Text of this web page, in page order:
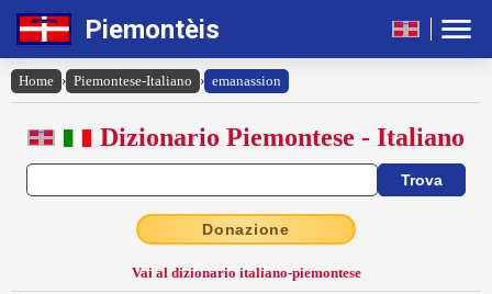
Piemontèis
Home › Piemontese-Italiano › emanassion
Dizionario Piemontese - Italiano
Donazione
Vai al dizionario italiano-piemontese